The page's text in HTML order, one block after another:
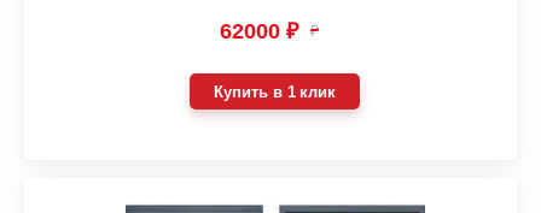
62000 ₽ ₽
Купить в 1 клик